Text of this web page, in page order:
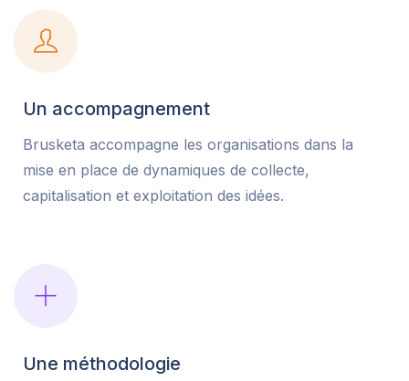
Un accompagnement
Brusketa accompagne les organisations dans la
mise en place de dynamiques de collecte,
capitalisation et exploitation des idées.
Une méthodologie